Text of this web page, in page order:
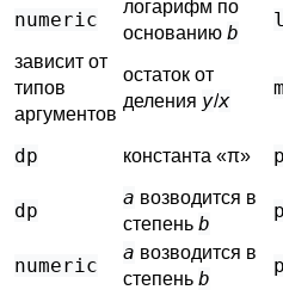
numeric
логарифм по
основанию b
зависит от
типов
аргументов
остаток от
деления y/x
dp константа «π»
dp
a возводится в
степень b
numeric
a возводится в
степень b